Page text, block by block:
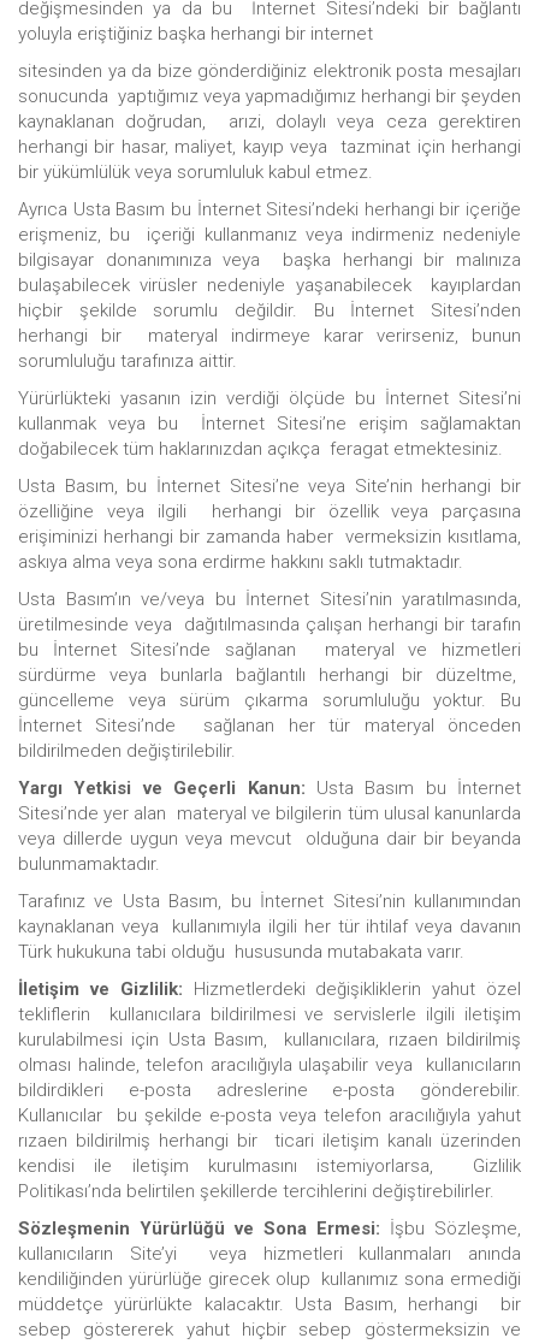
değişmesinden ya da bu İnternet Sitesi’ndeki bir bağlantı
yoluyla eriştiğiniz başka herhangi bir internet
sitesinden ya da bize gönderdiğiniz elektronik posta mesajları
sonucunda yaptığımız veya yapmadığımız herhangi bir şeyden
kaynaklanan doğrudan, arızi, dolaylı veya ceza gerektiren
herhangi bir hasar, maliyet, kayıp veya tazminat için herhangi
bir yükümlülük veya sorumluluk kabul etmez.
Ayrıca Usta Basım bu İnternet Sitesi’ndeki herhangi bir içeriğe
erişmeniz, bu içeriği kullanmanız veya indirmeniz nedeniyle
bilgisayar donanımınıza veya başka herhangi bir malınıza
bulaşabilecek virüsler nedeniyle yaşanabilecek kayıplardan
hiçbir şekilde sorumlu değildir. Bu İnternet Sitesi’nden
herhangi bir materyal indirmeye karar verirseniz, bunun
sorumluluğu tarafınıza aittir.
Yürürlükteki yasanın izin verdiği ölçüde bu İnternet Sitesi’ni
kullanmak veya bu İnternet Sitesi’ne erişim sağlamaktan
doğabilecek tüm haklarınızdan açıkça feragat etmektesiniz.
Usta Basım, bu İnternet Sitesi’ne veya Site’nin herhangi bir
özelliğine veya ilgili herhangi bir özellik veya parçasına
erişiminizi herhangi bir zamanda haber vermeksizin kısıtlama,
askıya alma veya sona erdirme hakkını saklı tutmaktadır.
Usta Basım’ın ve/veya bu İnternet Sitesi’nin yaratılmasında,
üretilmesinde veya dağıtılmasında çalışan herhangi bir tarafın
bu İnternet Sitesi’nde sağlanan materyal ve hizmetleri
sürdürme veya bunlarla bağlantılı herhangi bir düzeltme,
güncelleme veya sürüm çıkarma sorumluluğu yoktur. Bu
İnternet Sitesi’nde sağlanan her tür materyal önceden
bildirilmeden değiştirilebilir.
Yargı Yetkisi ve Geçerli Kanun: Usta Basım bu İnternet
Sitesi’nde yer alan materyal ve bilgilerin tüm ulusal kanunlarda
veya dillerde uygun veya mevcut olduğuna dair bir beyanda
bulunmamaktadır.
Tarafınız ve Usta Basım, bu İnternet Sitesi’nin kullanımından
kaynaklanan veya kullanımıyla ilgili her tür ihtilaf veya davanın
Türk hukukuna tabi olduğu hususunda mutabakata varır.
İletişim ve Gizlilik: Hizmetlerdeki değişikliklerin yahut özel
tekliflerin kullanıcılara bildirilmesi ve servislerle ilgili iletişim
kurulabilmesi için Usta Basım, kullanıcılara, rızaen bildirilmiş
olması halinde, telefon aracılığıyla ulaşabilir veya kullanıcıların
bildirdikleri e-posta adreslerine e-posta gönderebilir.
Kullanıcılar bu şekilde e-posta veya telefon aracılığıyla yahut
rızaen bildirilmiş herhangi bir ticari iletişim kanalı üzerinden
kendisi ile iletişim kurulmasını istemiyorlarsa, Gizlilik
Politikası’nda belirtilen şekillerde tercihlerini değiştirebilirler.
Sözleşmenin Yürürlüğü ve Sona Ermesi: İşbu Sözleşme,
kullanıcıların Site’yi veya hizmetleri kullanmaları anında
kendiliğinden yürürlüğe girecek olup kullanımız sona ermediği
müddetçe yürürlükte kalacaktır. Usta Basım, herhangi bir
sebep göstererek yahut hiçbir sebep göstermeksizin ve